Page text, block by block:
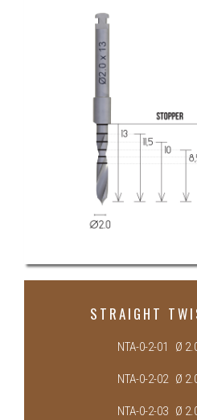
STRAIGHT
NTA-0-2-01 Ø
NTA-0-2-02 Ø
NTA-0-2-03 Ø